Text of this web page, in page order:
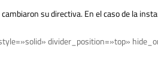
su directiva. En el caso de la
divider_position=»top»